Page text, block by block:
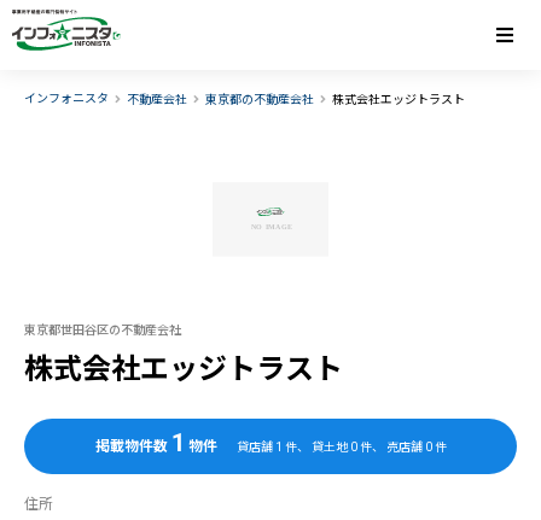
インフォニスタ 不動産会社 東京都の不動産会社 株式会社エッジトラスト
東京都世田谷区の不動産会社
株式会社エッジトラスト
掲載物件数 1 物件 貸店舗 1 件、 貸土地 0件、 売店舗 0件
住所